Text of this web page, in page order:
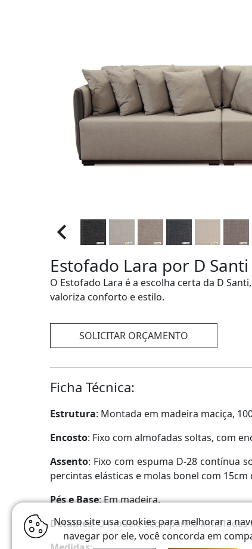
Estofado Lara por D Santi
O Estofado Lara é a escolha certa da D
valoriza conforto e estilo.
SOLICITAR ORÇAMENTO
Ficha Técnica:
Estrutura: Montada em madeira maciça,
Encosto: Fixo com almofadas soltas, com
Assento: Fixo com espuma D-28 contínua
percintas elásticas e molas bonel com 15cm
Pés e Base: Em madeira.
Detalhes: O modelo acompanha almofadas
Nosso site usa cookies para melhorar a
navegar por ele, você concorda em